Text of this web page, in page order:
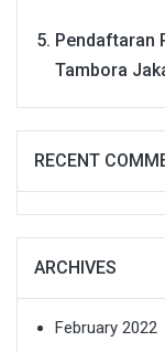
Pendaftaran
Tambora
RECENT
ARCHIVES
February 2022